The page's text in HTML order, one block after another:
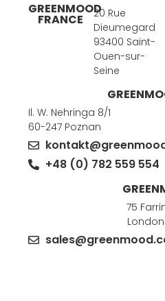
GREENMOOD
FRANCE
20 Rue
Dieumegard
93400 Saint-
Ouen-sur-
Seine
Il. W. Nehringa 8/1
60-247 Poznan
+48 (0) 782 559 554
75
London